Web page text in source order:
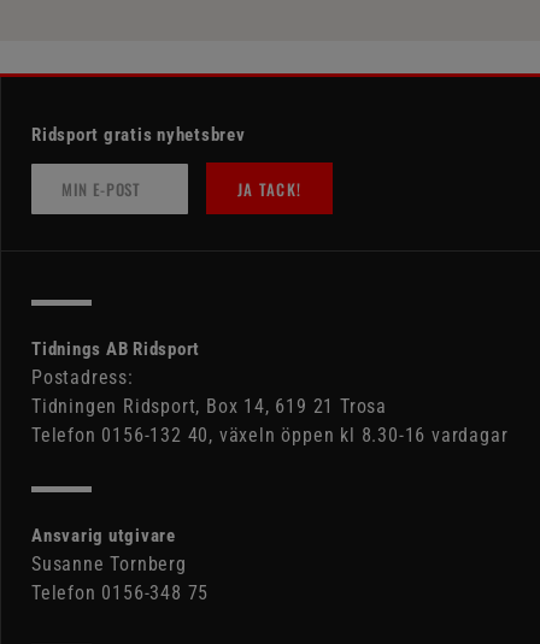
Ridsport gratis nyhetsbrev
JA TACK!
Tidnings AB Ridsport
Postadress:
Tidningen Ridsport, Box 14, 619 21 Trosa
Telefon 0156-132 40, växeln öppen kl 8.30-16 vardagar
Ansvarig utgivare
Susanne Tornberg
Telefon 0156-348 75